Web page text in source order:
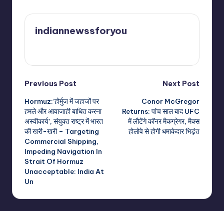
indiannewssforyou
Post
navigation
Previous Post
Hormuz:’होर्मुज में जहाजों पर
हमले और आवाजाही बाधित करना
अस्वीकार्य’, संयुक्त राष्ट्र में भारत
की खरी-खरी – Targeting
Commercial Shipping,
Impeding Navigation In
Strait Of Hormuz
Unacceptable: India At
Un
Next Post
Conor McGregor
Returns: पांच साल बाद UFC
में लौटेंगे कॉनर मैकग्रेगर, मैक्स
होलोवे से होगी धमाकेदार भिड़ंत